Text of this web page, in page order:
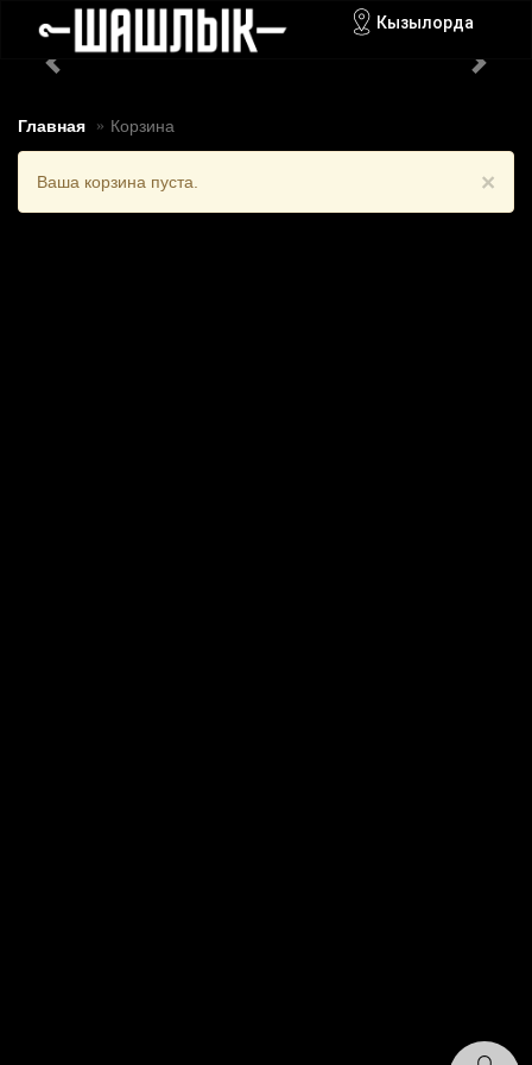
Кызылорда
Главная Корзина
×
Ваша корзина пуста.